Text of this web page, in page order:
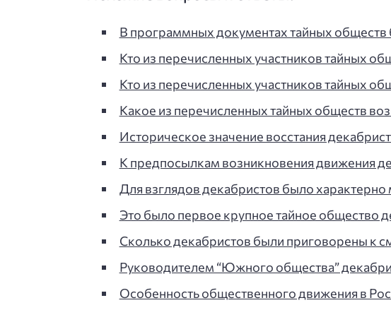
В программных документах тайных
Кто из перечисленных участников тайных
Кто из перечисленных участников тайных
Какое из перечисленных тайных обществ
Историческое значение восстания
К предпосылкам возникновения движения
Для взглядов декабристов было
Это было первое крупное тайное общество
Сколько декабристов были приговорены к
Руководителем “Южного общества”
Особенность общественного движения в